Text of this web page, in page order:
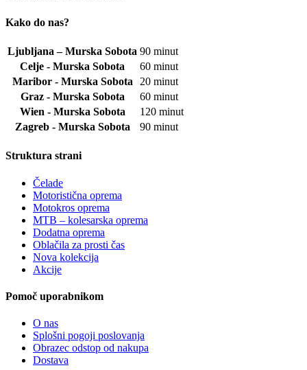
Kako do nas?
Ljubljana – Murska Sobota 90 minut
Celje - Murska Sobota
60 minut
Maribor - Murska Sobota
20 minut
Graz - Murska Sobota
60 minut
Wien - Murska Sobota
120 minut
Zagreb - Murska Sobota
90 minut
Struktura strani
Čelade
Motoristična oprema
Motokros oprema
MTB – kolesarska oprema
Dodatna oprema
Oblačila za prosti čas
Nova kolekcija
Akcije
Pomoč uporabnikom
O nas
Splošni pogoji poslovanja
Obrazec odstop od nakupa
Dostava